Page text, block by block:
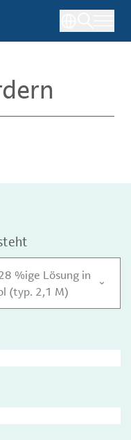
%ige Lösung in
(typ. 2,1 M)